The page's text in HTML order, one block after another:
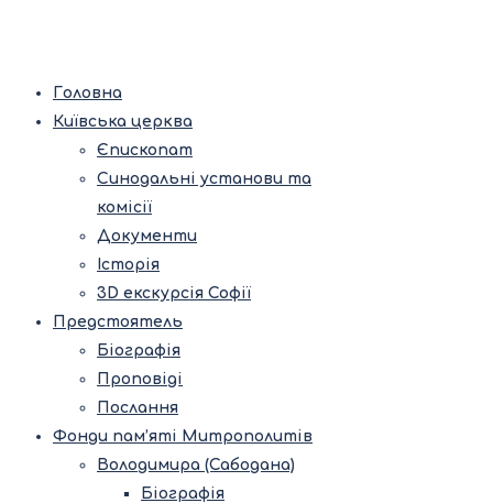
Головна
Київська церква
Єпископат
Синодальні установи та
комісії
Документи
Історія
3D екскурсія Софії
Предстоятель
Біографія
Проповіді
Послання
Фонди пам’яті Митрополитів
Володимира (Сабодана)
Біографія